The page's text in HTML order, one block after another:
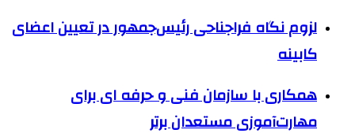
لزوم نگاه فراجناحی رئیس‌جمهور در تعیین اعضای
کابینه
همکاری با سازمان فنی و حرفه ای برای
مهارت‌آموزی مستعدان برتر